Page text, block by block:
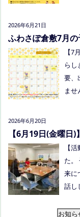
ーム
2026年6月21日
ふわさぽ倉敷7月の
【7
らし
要、
ませ
（加
7月
に達
2026年6月20日
【6月19日(金曜日
【
た。
来に
話し
お知